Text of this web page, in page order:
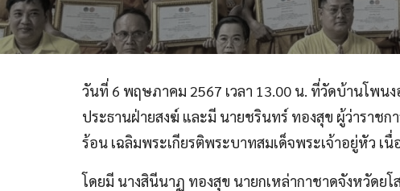
วันที่ 6 พฤษภาคม 2567 เวลา 13.00 น. ที่วัดบ้านโพน
ประธานฝ่ายสงฆ์ และมี นายชรินทร์ ทองสุข ผู้ว่าราชก
ร้อน เฉลิมพระเกียรติพระบาทสมเด็จพระเจ้าอยู่หัว
โดยมี นางสินีนาฏ ทองสุข นายกเหล่ากาชาดจังหวัดย